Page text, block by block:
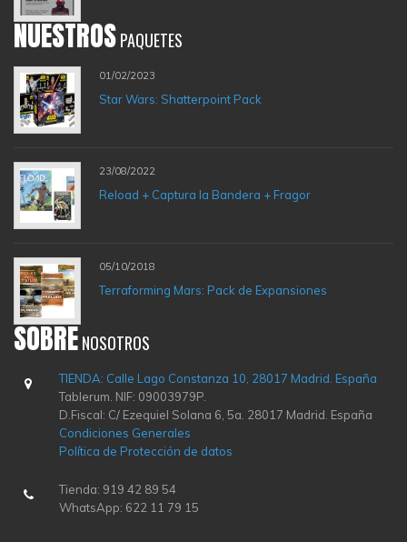
NUESTROSPAQUETES
01/02/2023
Star Wars: Shatterpoint Pack
23/08/2022
Reload + Captura la Bandera + Fragor
05/10/2018
Terraforming Mars: Pack de Expansiones
SOBRENOSOTROS
TIENDA: Calle Lago Constanza 10, 28017 Madrid. España
Tablerum. NIF: 09003979P.
D.Fiscal: C/ Ezequiel Solana 6, 5a. 28017 Madrid. España
Condiciones Generales
Política de Protección de datos
Tienda: 919 42 89 54
WhatsApp: 622 11 79 15